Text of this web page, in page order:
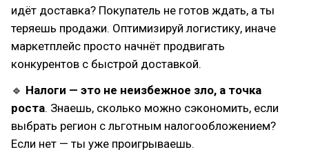
идёт доставка? Покупатель не готов ждать, а ты
теряешь продажи. Оптимизируй логистику, иначе
маркетплейс просто начнёт продвигать
конкурентов с быстрой доставкой.
🔹 Налоги — это не неизбежное зло, а точка
роста. Знаешь, сколько можно сэкономить, если
выбрать регион с льготным налогообложением?
Если нет — ты уже проигрываешь.